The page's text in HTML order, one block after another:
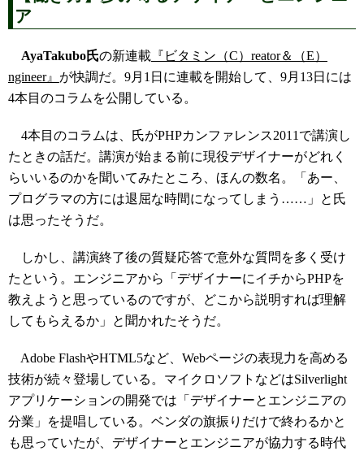
ア
AyaTakubo氏の新連載 『ビタミン（C）reator＆（E）
ngineer』 が快調だ。9月1日に連載を開始して、9月13日には
4本目のコラムを公開している。
4本目のコラムは、氏がPHPカンファレンス2011で講演し
たときの話だ。講演が始まる前に現役デザイナーがどれく
らいいるのかを聞いてみたところ、ほんの数名。「あー、
プログラマの方には退屈な時間になってしまう……」と氏
は思ったそうだ。
しかし、講演終了後の質疑応答で意外な質問を多く受け
たという。エンジニアから「デザイナーにイチからPHPを
教えようと思っているのですが、どこから説明すれば理解
してもらえるか」と聞かれたそうだ。
Adobe FlashやHTML5など、Webページの表現力を高める
技術が続々登場している。マイクロソフトなどはSilverlight
アプリケーションの開発では「デザイナーとエンジニアの
分業」を提唱している。ベンダの旗振りだけで終わるかと
も思っていたが、デザイナーとエンジニアが協力する時代